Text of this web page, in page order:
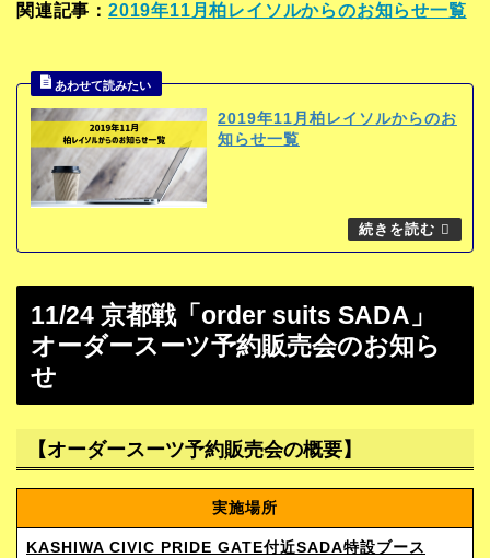
関連記事： 2019年11月柏レイソルからのお知らせ一覧
2019年11月柏レイソルからのお
知らせ一覧
11/24 京都戦「order suits SADA」
オーダースーツ予約販売会のお知ら
せ
【オーダースーツ予約販売会の概要】
実施場所
KASHIWA CIVIC PRIDE GATE付近SADA特設ブース